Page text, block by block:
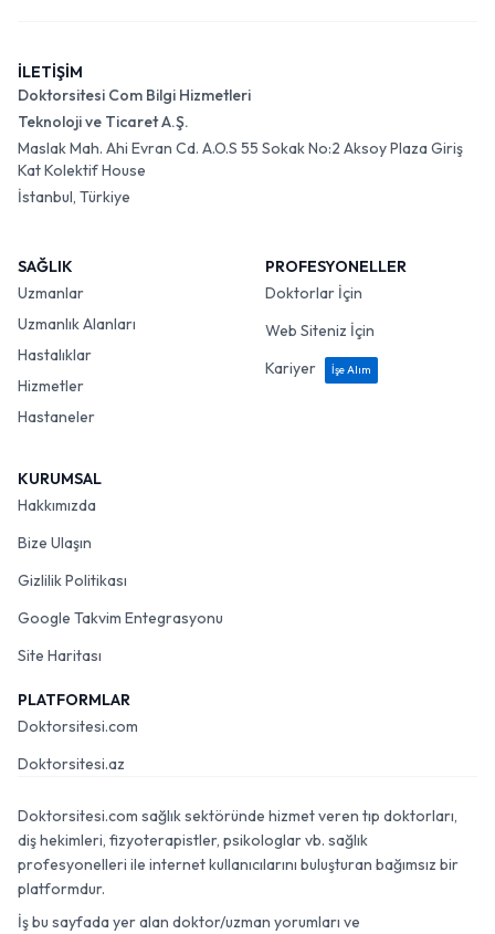
İLETİŞİM
Doktorsitesi Com Bilgi Hizmetleri
Teknoloji ve Ticaret A.Ş.
Maslak Mah. Ahi Evran Cd. A.O.S 55 Sokak No:2 Aksoy Plaza Giriş
Kat Kolektif House
İstanbul, Türkiye
SAĞLIK
Uzmanlar
Uzmanlık Alanları
Hastalıklar
Hizmetler
Hastaneler
PROFESYONELLER
Doktorlar İçin
Web Siteniz İçin
Kariyer
İşe Alım
KURUMSAL
Hakkımızda
Bize Ulaşın
Gizlilik Politikası
Google Takvim Entegrasyonu
Site Haritası
PLATFORMLAR
Doktorsitesi.com
Doktorsitesi.az
Doktorsitesi.com sağlık sektöründe hizmet veren tıp doktorları,
diş hekimleri, fizyoterapistler, psikologlar vb. sağlık
profesyonelleri ile internet kullanıcılarını buluşturan bağımsız bir
platformdur.
İş bu sayfada yer alan doktor/uzman yorumları ve